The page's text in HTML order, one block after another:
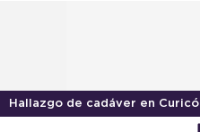
Hallazgo de cadáver en Curicó